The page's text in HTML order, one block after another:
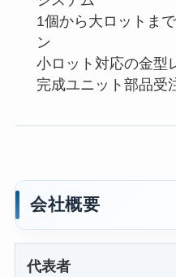
1個から大ロットま
ン
小ロット対応の金型
完成ユニット部品受
会社概要
代表者